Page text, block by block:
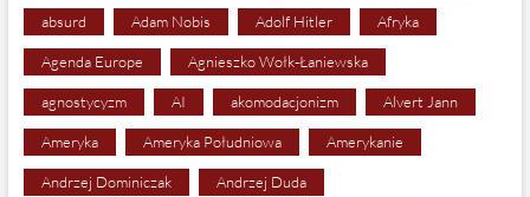
absurd Adam Nobis Adolf Hitler Afryka
Agenda Europe Agnieszko Wołk-Łaniewska
agnostycyzm AI akomodacjonizm Alvert Jann
Ameryka Ameryka Południowa Amerykanie
Andrzej Dominiczak Andrzej Duda